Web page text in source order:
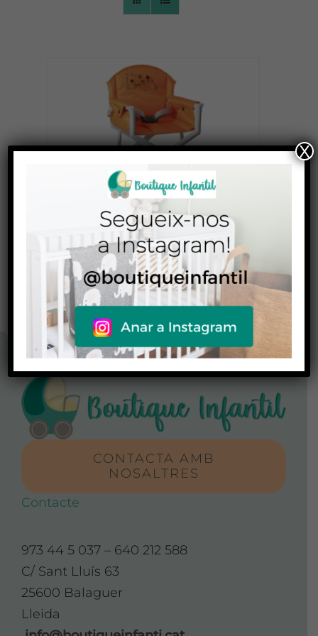
Trona Play Dire
35,00€
CONTACTA AMB
NOSALTRES
Contacte
973 44 5 037 – 640 212 588
C/ Sant Lluís 63
25600 Balaguer
Lleida
X